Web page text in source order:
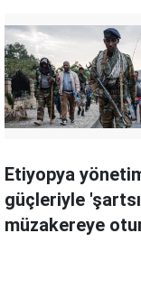
Etiyopya
güçleriyle
müzakereye